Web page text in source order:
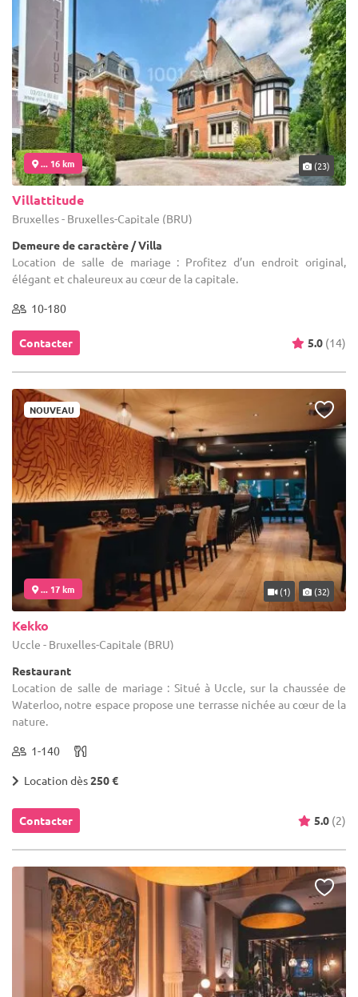
... 16 km (23)
Villattitude
Bruxelles - Bruxelles-Capitale (BRU)
Demeure de caractère / Villa
Location de salle de mariage : Profitez d’un endroit original,
élégant et chaleureux au cœur de la capitale.
10-180
Contacter 5.0 (14)
NOUVEAU
... 17 km (1) (32)
Kekko
Uccle - Bruxelles-Capitale (BRU)
Restaurant
Location de salle de mariage : Situé à Uccle, sur la chaussée de
Waterloo, notre espace propose une terrasse nichée au cœur de la
nature.
1-140
Location dès250 €
Contacter 5.0 (2)